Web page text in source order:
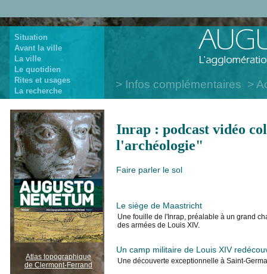
Situation
Avant la ville
La ville
Le quotidien
Rites et usages
La recherche
Infos complémentaires
Inrap : podcast vidéo
l'archéologie"
Faire parler le sol
Le siège de Maastricht
Une fouille de l'Inrap, préalable à un grand
des armées de Louis XIV.
Un camp militaire de Louis XIV
Une découverte exceptionnelle à Saint-
Atlas topographique
de Clermont-Ferrand